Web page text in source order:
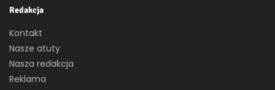
Redakcja
Kontakt
Nasze atuty
Nasza redakcja
Reklama